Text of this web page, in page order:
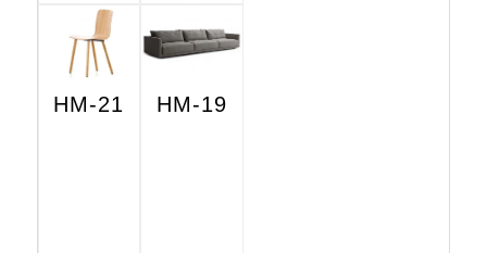
HM-21 HM-19